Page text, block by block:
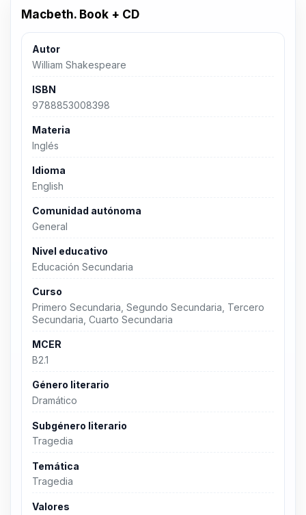
Macbeth. Book + CD
Autor
William Shakespeare
ISBN
9788853008398
Materia
Inglés
Idioma
English
Comunidad autónoma
General
Nivel educativo
Educación Secundaria
Curso
Primero Secundaria, Segundo Secundaria, Tercero
Secundaria, Cuarto Secundaria
MCER
B2.1
Género literario
Dramático
Subgénero literario
Tragedia
Temática
Tragedia
Valores